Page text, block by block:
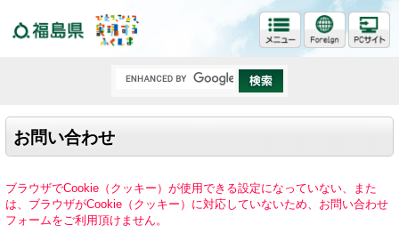
お問い合わせ
ブラウザでCookie（クッキー）が使用できる設定になっていない、また
は、ブラウザがCookie（クッキー）に対応していないため、お問い合わせ
フォームをご利用頂けません。